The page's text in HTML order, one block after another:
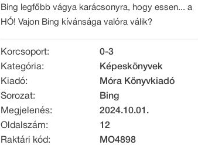
Bing legfőbb vágya karácsonyra, hogy essen... a
HÓ! Vajon Bing kívánsága valóra válik?
Korcsoport:
0-3
Kategória:
Képeskönyvek
Kiadó:
Móra Könyvkiadó
Sorozat:
Bing
Megjelenés:
2024.10.01.
Oldalszám:
12
Raktári kód:
MO4898